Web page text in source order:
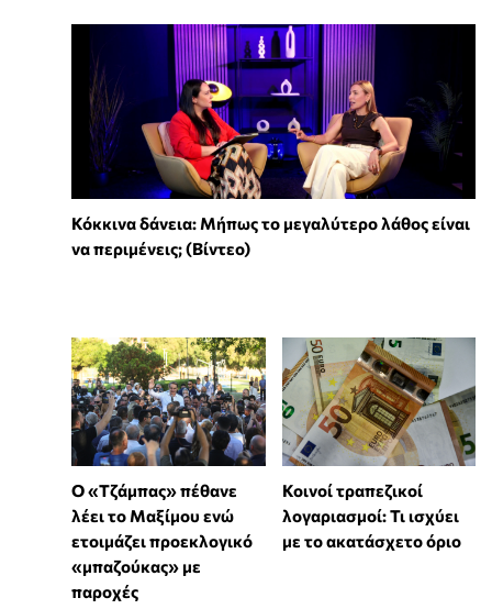
Κόκκινα δάνεια: Μήπως το μεγαλύτερο λάθος είναι
να περιμένεις; (Βίντεο)
Ο «Τζάμπας» πέθανε
λέει το Μαξίμου ενώ
ετοιμάζει προεκλογικό
«μπαζούκας» με
παροχές
Κοινοί τραπεζικοί
λογαριασμοί: Τι ισχύει
με το ακατάσχετο όριο